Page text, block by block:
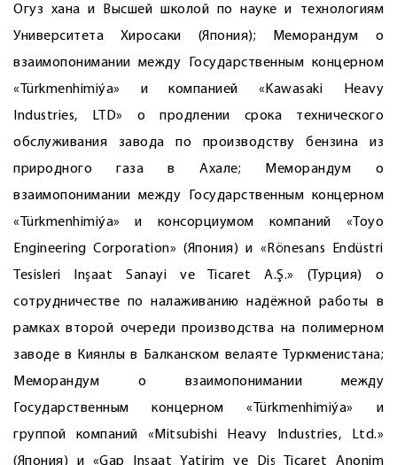
Огуз хана и Высшей школой по науке и технологиям
Университета Хиросаки (Япония); Меморандум о
взаимопонимании между Государственным концерном
«Türkmenhimiýa» и компанией «Kawasaki Heavy
Industries, LTD» о продлении срока технического
обслуживания завода по производству бензина из
природного газа в Ахале; Меморандум о
взаимопонимании между Государственным концерном
«Türkmenhimiýa» и консорциумом компаний «Toyo
Engineering Corporation» (Япония) и «Rönesans Endüstri
Tesisleri Inşaat Sanayi ve Ticaret A.Ş.» (Турция) о
сотрудничестве по налаживанию надёжной работы в
рамках второй очереди производства на полимерном
заводе в Киянлы в Балканском велаяте Туркменистана;
Меморандум о взаимопонимании между
Государственным концерном «Türkmenhimiýa» и
группой компаний «Mitsubishi Heavy Industries, Ltd.»
(Япония) и «Gap Inşaat Yatirim ve Diş Ticaret Anonim